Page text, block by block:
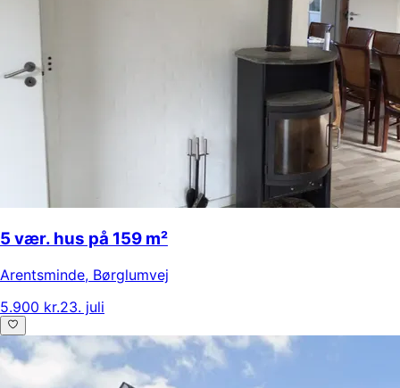
5 vær. hus på 159 m²
Arentsminde, Børglumvej
5.900 kr.23. juli